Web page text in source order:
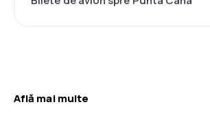
Află mai multe